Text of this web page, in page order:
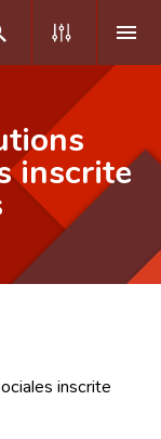
inscrite
inscrite